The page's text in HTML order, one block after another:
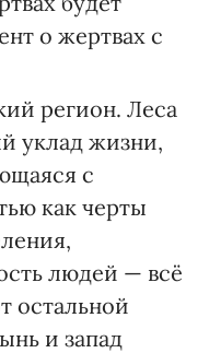
о жертвах с
регион. Леса
уклад жизни,
с
как черты
людей — всё
остальной
и запад